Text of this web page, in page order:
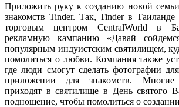
Приложить руку к созданию новой
знакомств Tinder. Так, Tinder в Таиланде
торговым центром CentralWorld в
рекламную кампанию «Давай
популярным индуистским святилищем,
помолиться о любви. Компания также
где люди смогут сделать фотографии
приложении для знакомств.
приходят в святилище в День святого
подношение, чтобы помолиться о